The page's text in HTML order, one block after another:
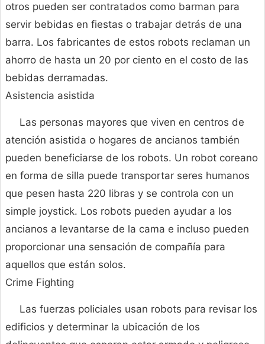
otros pueden ser contratados como barman para
servir bebidas en fiestas o trabajar detrás de una
barra. Los fabricantes de estos robots reclaman un
ahorro de hasta un 20 por ciento en el costo de las
bebidas derramadas.
Asistencia asistida
Las personas mayores que viven en centros de
atención asistida o hogares de ancianos también
pueden beneficiarse de los robots. Un robot coreano
en forma de silla puede transportar seres humanos
que pesen hasta 220 libras y se controla con un
simple joystick. Los robots pueden ayudar a los
ancianos a levantarse de la cama e incluso pueden
proporcionar una sensación de compañía para
aquellos que están solos.
Crime Fighting
Las fuerzas policiales usan robots para revisar los
edificios y determinar la ubicación de los